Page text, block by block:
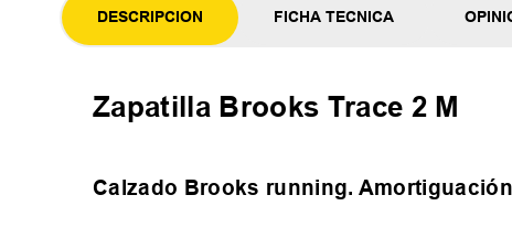
DESCRIPCION FICHA TECNICA
Zapatilla Brooks Trace 2 M
Calzado Brooks running.